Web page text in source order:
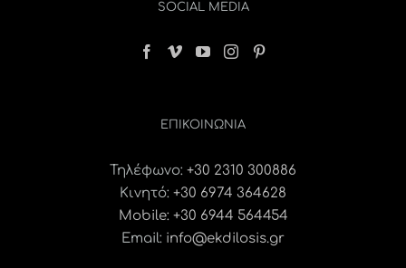
SOCIAL MEDIA
ΕΠΙΚΟΙΝΩΝΊΑ
Τηλέφωνο: +30 2310 300886
Κινητό: +30 6974 364628
Mobile: +30 6944 564454
Email: info@ekdilosis.gr